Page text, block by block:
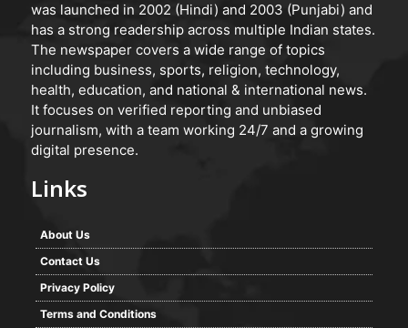
was launched in 2002 (Hindi) and 2003 (Punjabi) and
has a strong readership across multiple Indian states.
The newspaper covers a wide range of topics
including business, sports, religion, technology,
health, education, and national & international news.
It focuses on verified reporting and unbiased
journalism, with a team working 24/7 and a growing
digital presence.
Links
About Us
Contact Us
Privacy Policy
Terms and Conditions